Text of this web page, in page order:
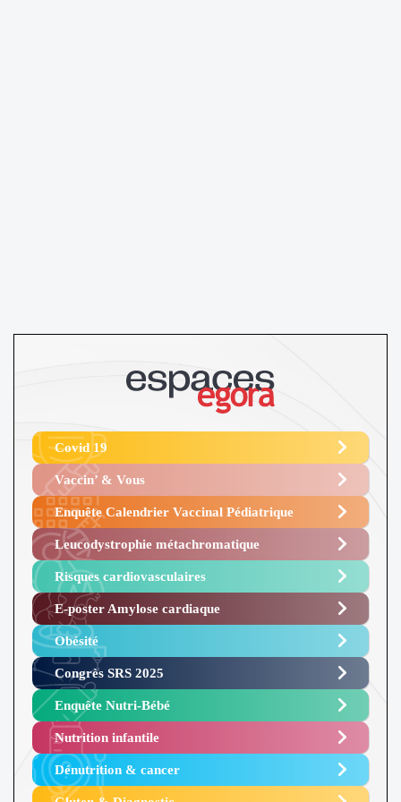
Covid 19
Vaccin’ & Vous
Enquête Calendrier Vaccinal Pédiatrique
Leucodystrophie métachromatique
Risques cardiovasculaires
E-poster Amylose cardiaque ​
Obésité ​
Congrès SRS 2025 ​
Enquête Nutri-Bébé ​
Nutrition infantile
Dénutrition & cancer